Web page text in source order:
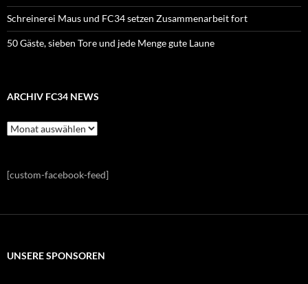
Schreinerei Maus und FC34 setzen Zusammenarbeit fort
50 Gäste, sieben Tore und jede Menge gute Laune
ARCHIV FC34 NEWS
Archiv
FC34
[custom-facebook-feed]
UNSERE SPONSOREN